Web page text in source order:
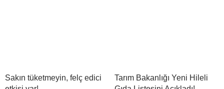
Sakın tüketmeyin, felç edici
Tarım Bakanlığı Yeni Hileli